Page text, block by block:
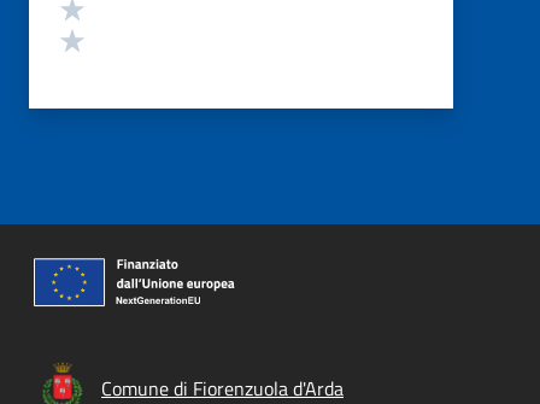
Comune di Fiorenzuola d'Arda